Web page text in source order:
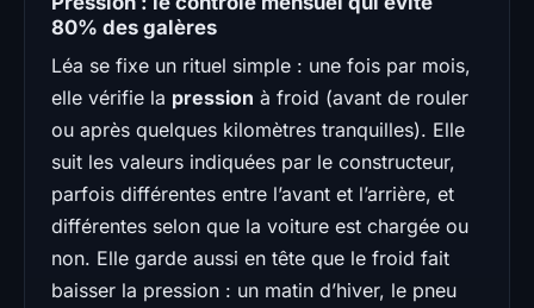
80% des galères
Léa se fixe un rituel simple : une fois par mois,
elle vérifie la pression à froid (avant de rouler
ou après quelques kilomètres tranquilles). Elle
suit les valeurs indiquées par le constructeur,
parfois différentes entre l’avant et l’arrière, et
différentes selon que la voiture est chargée ou
non. Elle garde aussi en tête que le froid fait
baisser la pression : un matin d’hiver, le pneu